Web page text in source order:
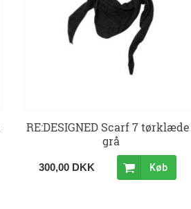
RE:DESIGNED Scarf 7
grå
300,00 DKK Køb